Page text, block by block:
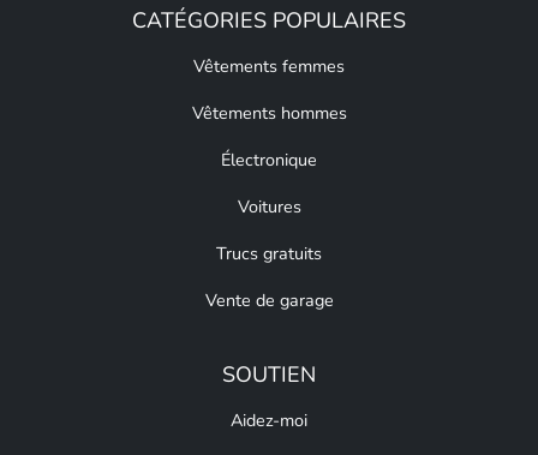
CATÉGORIES POPULAIRES
Vêtements femmes
Vêtements hommes
Électronique
Voitures
Trucs gratuits
Vente de garage
SOUTIEN
Aidez-moi